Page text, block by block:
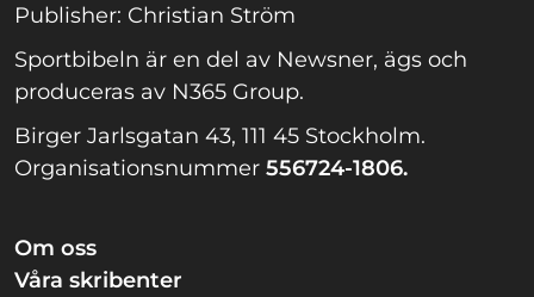
Publisher: Christian Ström
Sportbibeln är en del av Newsner, ägs och
produceras av N365 Group.
Birger Jarlsgatan 43, 111 45 Stockholm.
Organisationsnummer 556724-1806.
Om oss
Våra skribenter